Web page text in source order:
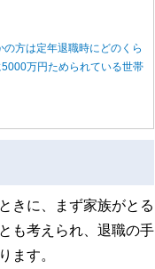
方は定年退職時にどのくら
万円ためられている世帯
きに、まず家族がとる
も考えられ、退職の手
ます。